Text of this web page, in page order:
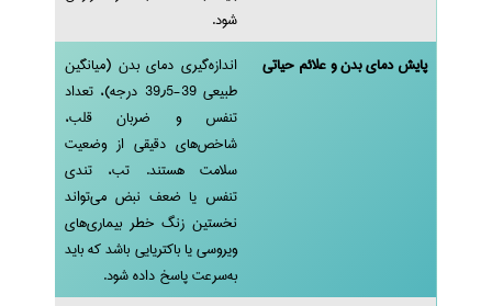
شود.
پایش دمای بدن و علائم حیاتی
اندازه‌گیری دمای بدن (میانگین
طبیعی 39-39٫5 درجه)، تعداد
تنفس و ضربان قلب،
شاخص‌های دقیقی از وضعیت
سلامت هستند. تب، تندی
تنفس یا ضعف نبض می‌تواند
نخستین زنگ خطر بیماری‌های
ویروسی یا باکتریایی باشد که باید
به‌سرعت پاسخ داده شود.